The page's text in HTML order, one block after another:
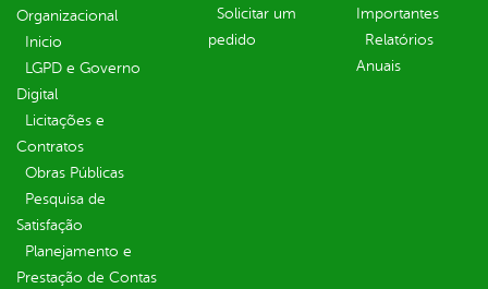
Organizacional
Inicio
LGPD e Governo
Digital
Licitações e
Contratos
Obras Públicas
Pesquisa de
Satisfação
Planejamento e
Prestação de Contas
Solicitar um
pedido
Importantes
Relatórios
Anuais